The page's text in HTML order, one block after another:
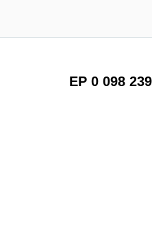
EP 0 098